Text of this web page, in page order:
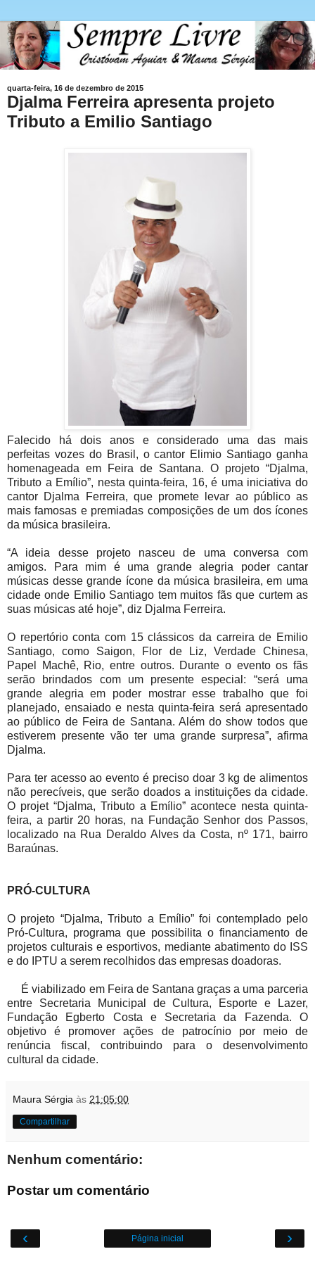
quarta-feira, 16 de dezembro de 2015
Djalma Ferreira apresenta projeto
Tributo a Emilio Santiago
Falecido há dois anos e considerado uma das mais
perfeitas vozes do Brasil, o cantor Elimio Santiago ganha
homenageada em Feira de Santana. O projeto “Djalma,
Tributo a Emílio”, nesta quinta-feira, 16, é uma iniciativa do
cantor Djalma Ferreira, que promete levar ao público as
mais famosas e premiadas composições de um dos ícones
da música brasileira.
“A ideia desse projeto nasceu de uma conversa com
amigos. Para mim é uma grande alegria poder cantar
músicas desse grande ícone da música brasileira, em uma
cidade onde Emilio Santiago tem muitos fãs que curtem as
suas músicas até hoje”, diz Djalma Ferreira.
O repertório conta com 15 clássicos da carreira de Emilio
Santiago, como Saigon, Flor de Liz, Verdade Chinesa,
Papel Machê, Rio, entre outros. Durante o evento os fãs
serão brindados com um presente especial: “será uma
grande alegria em poder mostrar esse trabalho que foi
planejado, ensaiado e nesta quinta-feira será apresentado
ao público de Feira de Santana. Além do show todos que
estiverem presente vão ter uma grande surpresa”, afirma
Djalma.
Para ter acesso ao evento é preciso doar 3 kg de alimentos
não perecíveis, que serão doados a instituições da cidade.
O projet “Djalma, Tributo a Emílio” acontece nesta quinta-
feira, a partir 20 horas, na Fundação Senhor dos Passos,
localizado na Rua Deraldo Alves da Costa, nº 171, bairro
Baraúnas.
PRÓ-CULTURA
O projeto “Djalma, Tributo a Emílio” foi contemplado pelo
Pró-Cultura, programa que possibilita o financiamento de
projetos culturais e esportivos, mediante abatimento do ISS
e do IPTU a serem recolhidos das empresas doadoras.
É viabilizado em Feira de Santana graças a uma parceria
entre Secretaria Municipal de Cultura, Esporte e Lazer,
Fundação Egberto Costa e Secretaria da Fazenda. O
objetivo é promover ações de patrocínio por meio de
renúncia fiscal, contribuindo para o desenvolvimento
cultural da cidade.
Maura Sérgia às 21:05:00
Compartilhar
Nenhum comentário:
Postar um comentário
‹ ›
Página inicial